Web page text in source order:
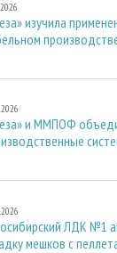
изучила
и ММПОФ
ЛДК №1
мешков с